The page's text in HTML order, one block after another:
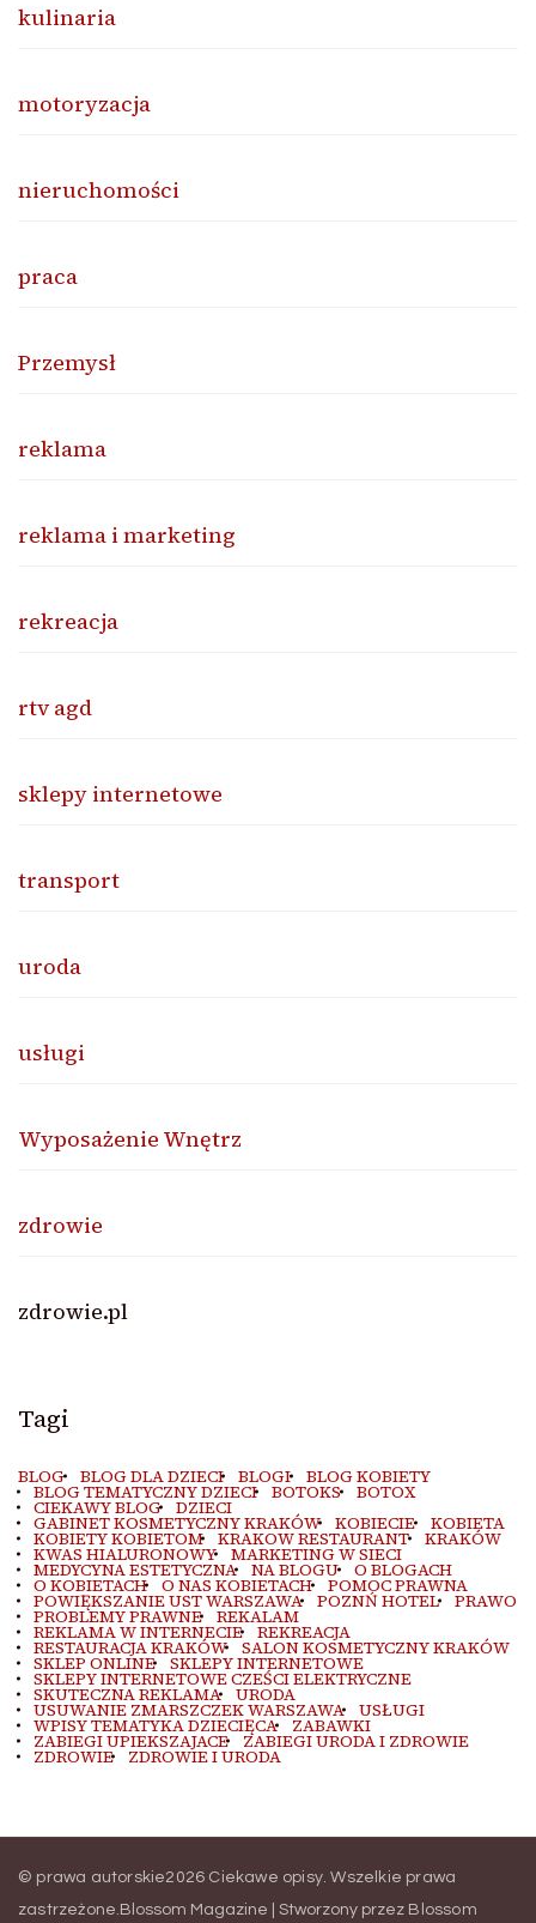
kulinaria
motoryzacja
nieruchomości
praca
Przemysł
reklama
reklama i marketing
rekreacja
rtv agd
sklepy internetowe
transport
uroda
usługi
Wyposażenie Wnętrz
zdrowie
zdrowie.pl
Tagi
BLOG BLOG DLA DZIECI BLOGI BLOG KOBIETY
BLOG TEMATYCZNY DZIECI BOTOKS BOTOX
CIEKAWY BLOG DZIECI
GABINET KOSMETYCZNY KRAKÓW KOBIECIE KOBIETA
KOBIETY KOBIETOM KRAKOW RESTAURANT KRAKÓW
KWAS HIALURONOWY MARKETING W SIECI
MEDYCYNA ESTETYCZNA NA BLOGU O BLOGACH
O KOBIETACH O NAS KOBIETACH POMOC PRAWNA
POWIĘKSZANIE UST WARSZAWA POZNŃ HOTEL PRAWO
PROBLEMY PRAWNE REKALAM
REKLAMA W INTERNECIE REKREACJA
RESTAURACJA KRAKÓW SALON KOSMETYCZNY KRAKÓW
SKLEP ONLINE SKLEPY INTERNETOWE
SKLEPY INTERNETOWE CZEŚCI ELEKTRYCZNE
SKUTECZNA REKLAMA URODA
USUWANIE ZMARSZCZEK WARSZAWA USŁUGI
WPISY TEMATYKA DZIECIĘCA ZABAWKI
ZABIEGI UPIEKSZAJACE ZABIEGI URODA I ZDROWIE
ZDROWIE ZDROWIE I URODA
© prawa autorskie2026 Ciekawe opisy . Wszelkie prawa
zastrzeżone. Blossom Magazine | Stworzony przez Blossom